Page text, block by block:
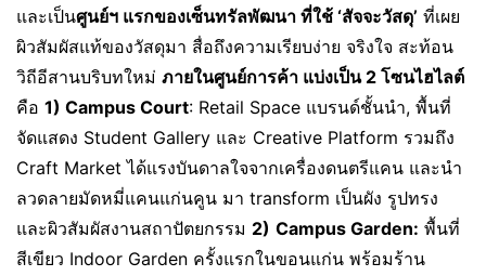
และเป็นศูนย์ฯ แรกของเซ็นทรัลพัฒนา ที่ใช้ ‘สัจจะวัสดุ’ ที่เผย
ผิวสัมผัสแท้ของวัสดุมา สื่อถึงความเรียบง่าย จริงใจ สะท้อน
วิถีอีสานบริบทใหม่ ภายในศูนย์การค้า แบ่งเป็น 2 โซนไฮไลต์
คือ 1) Campus Court: Retail Space แบรนด์ชั้นนำ, พื้นที่
จัดแสดง Student Gallery และ Creative Platform รวมถึง
Craft Market ได้แรงบันดาลใจจากเครื่องดนตรีแคน และนำ
ลวดลายมัดหมี่แคนแก่นคูน มา transform เป็นผัง รูปทรง
และผิวสัมผัสงานสถาปัตยกรรม 2) Campus Garden: พื้นที่
สีเขียว Indoor Garden ครั้งแรกในขอนแก่น พร้อมร้าน